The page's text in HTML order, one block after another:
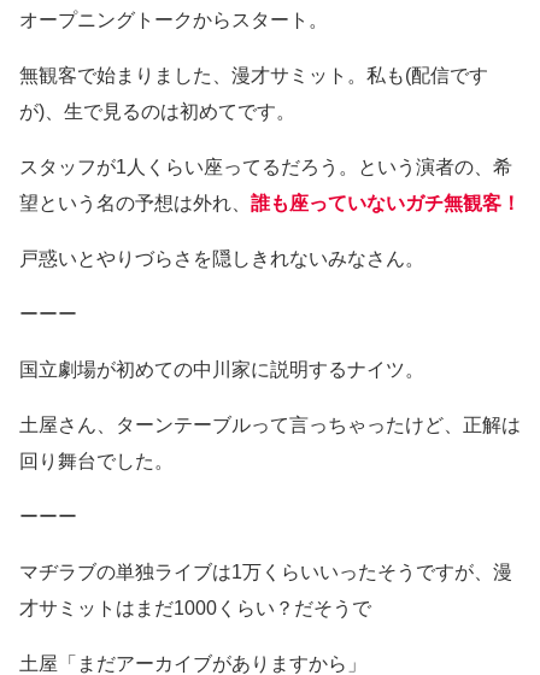
オープニングトークからスタート。
無観客で始まりました、漫才サミット。私も(配信です
が)、生で見るのは初めてです。
スタッフが1人くらい座ってるだろう。という演者の、希
望という名の予想は外れ、 誰も座っていないガチ無観客！
戸惑いとやりづらさを隠しきれないみなさん。
ーーー
国立劇場が初めての中川家に説明するナイツ。
土屋さん、ターンテーブルって言っちゃったけど、正解は
回り舞台でした。
ーーー
マヂラブの単独ライブは1万くらいいったそうですが、漫
才サミットはまだ1000くらい？だそうで
土屋「まだアーカイブがありますから」